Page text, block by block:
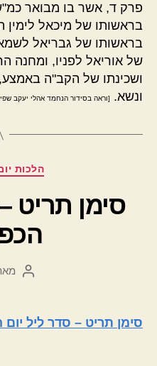
פרק ד, אשר בו מבואר
בראשותו של מיכאל
בראשותו של גבריאל
של אוריאל לפניו, ומחנה
ושכינתו של הקב"ה
ונשא.
[וראה בסידור הנחמד אהלי יעקב
הלכות
סימן תריט
סימן תריט – סדר ליל יום